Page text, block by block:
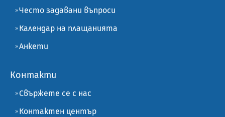
Често задавани въпроси
Календар на плащанията
Анкети
Контакти
Свържете се с нас
Контактен център